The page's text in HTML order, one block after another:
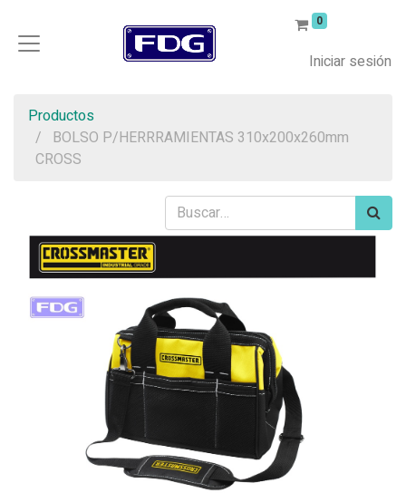
0
Iniciar sesión
Productos
BOLSO P/HERRRAMIENTAS 310x200x260mm
CROSS